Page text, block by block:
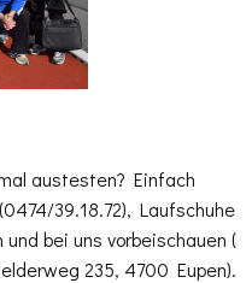
austesten? Einfach
39.18.72), Laufschuhe
bei uns vorbeischauen (​
235, 4700 Eupen).